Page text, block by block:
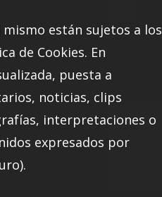
están sujetos a los
de Cookies. En
puesta a
noticias, clips
interpretaciones o
expresados por